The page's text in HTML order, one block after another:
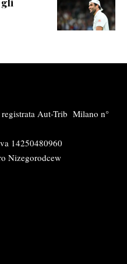
registrata Aut-Trib Milano n°
14250480960
Nizegorodcew